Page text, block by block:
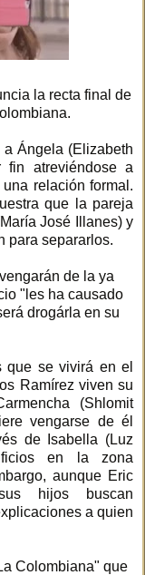
la recta final de
Ángela (Elizabeth
fin atreviéndose a
relación formal.
que la pareja
José Illanes) y
para separarlos.
de la ya
"les ha causado
drogárla en su
que se vivirá en el
Ramírez viven su
(Shlomit
vengarse de él
de Isabella (Luz
en la zona
aunque Eric
hijos buscan
a quien
Colombiana" que